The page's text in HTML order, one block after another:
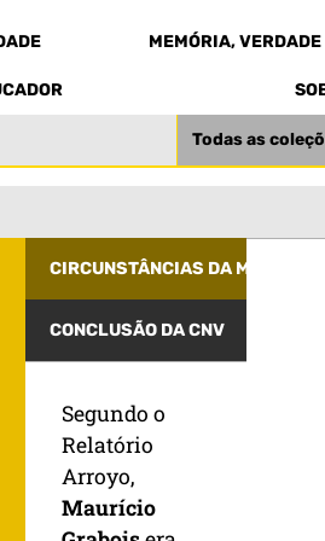
MEMÓRIA,
Todas as
CIRCUNSTÂNCIAS DA MORTE
CONCLUSÃO DA CNV
Segundo o
Relatório
Arroyo,
Maurício